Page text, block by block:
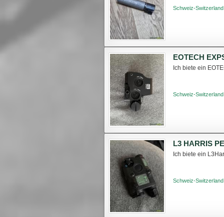
Schweiz-
EOTECH
Ich biete ein
Schweiz-
L3 HARRIS
Ich biete ein
Schweiz-